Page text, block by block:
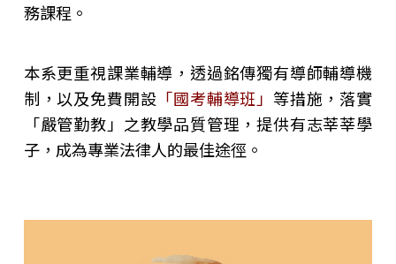
務課程。
本系更重視課業輔導，透過銘傳獨有導師輔導機
制，以及免費開設 「國考輔導班」 等措施，落實
「嚴管勤教」之教學品質管理，提供有志莘莘學
子，成為專業法律人的最佳途徑。